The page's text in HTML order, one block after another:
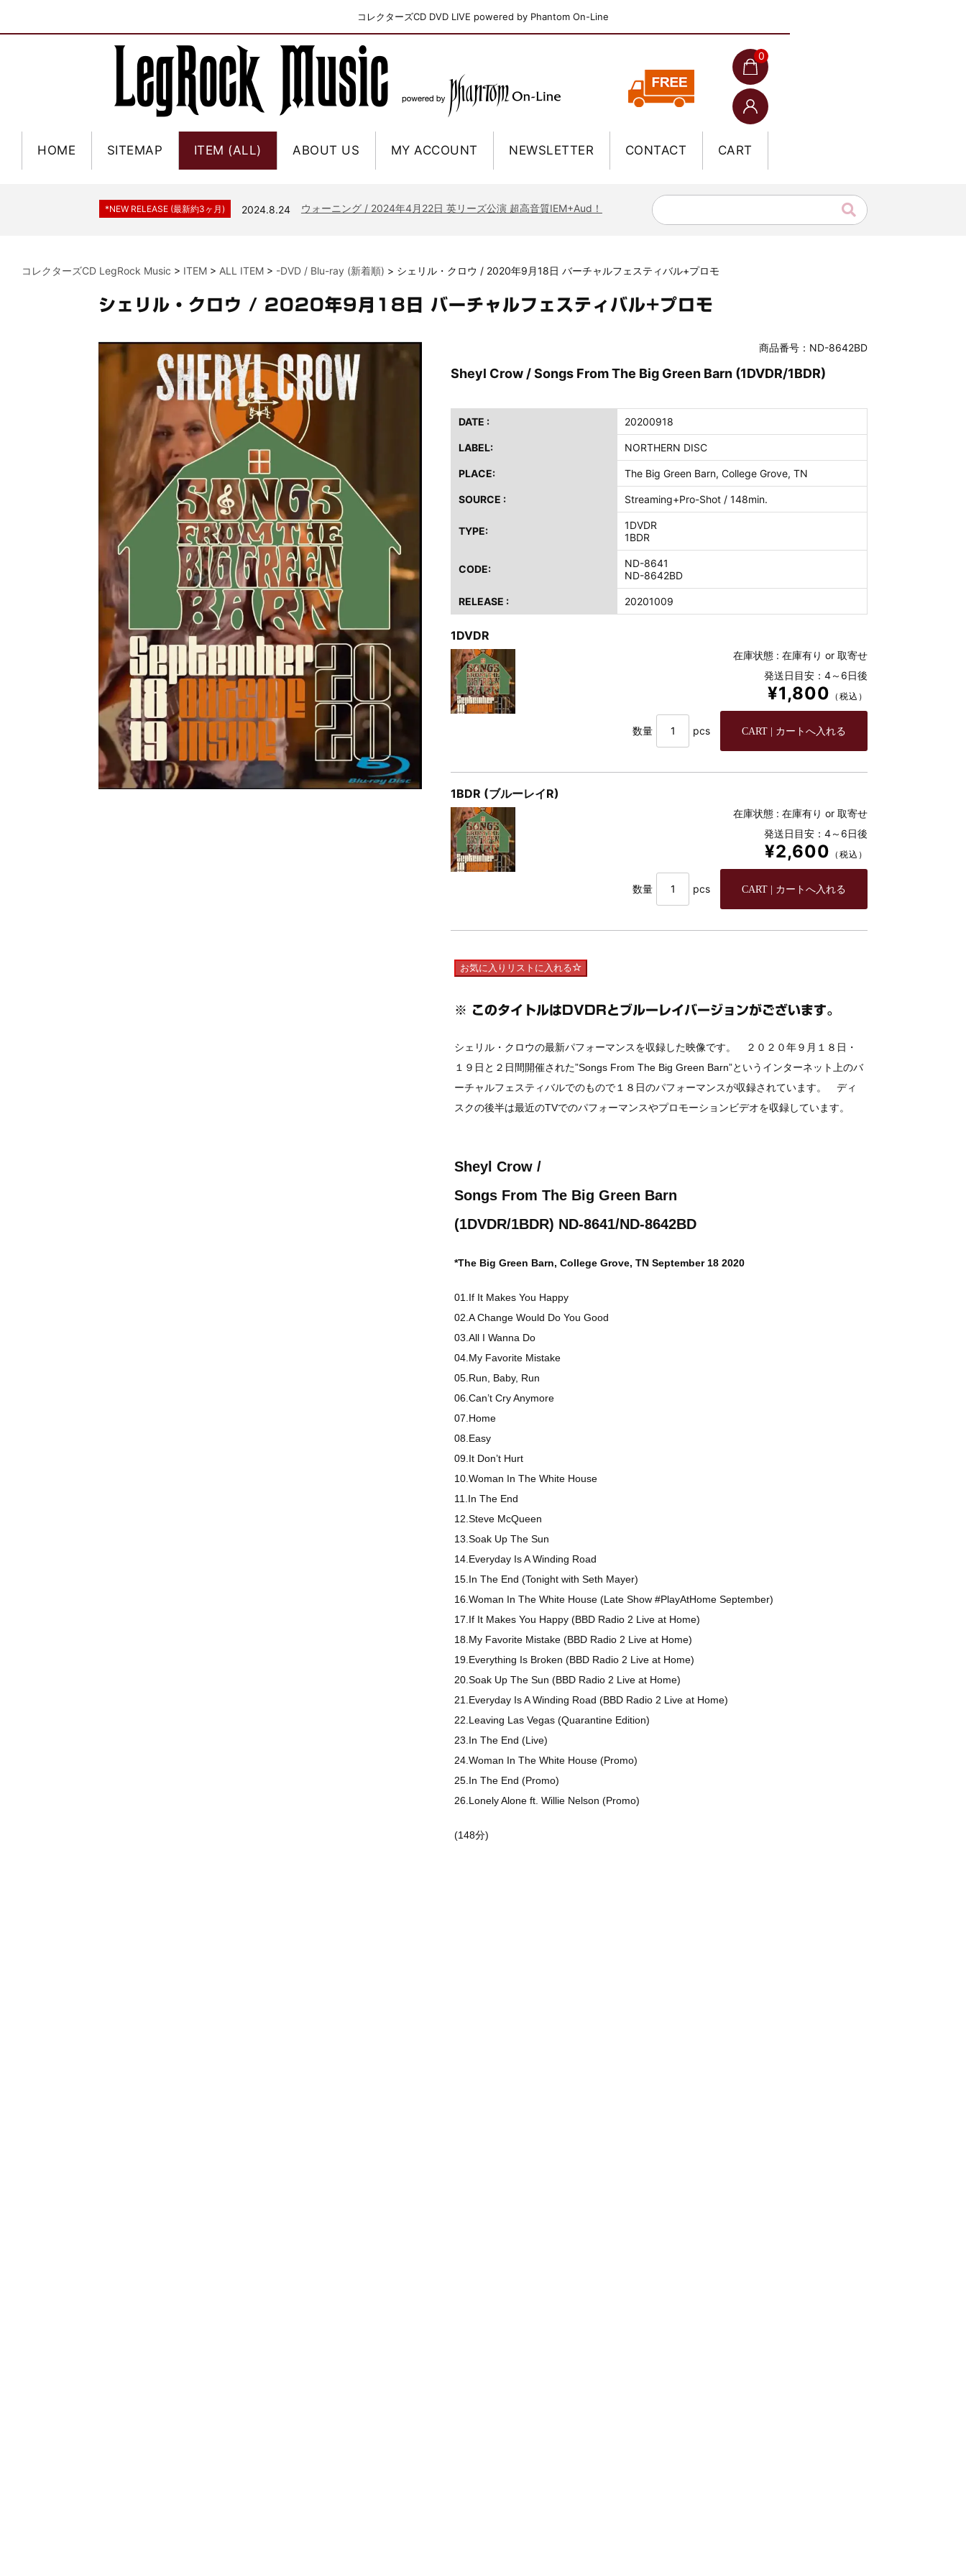
コレクターズCD DVD LIVE powered by Phantom On-Line
0
HOME SITEMAP ITEM (ALL) ABOUT US MY ACCOUNT NEWSLETTER CONTACT CART
*NEW RELEASE (最新約3ヶ月) 2024.6.9 ジャーニー / 1979年5月8+9日 コロラド州 2公演 SBD 完全収録！
*NEW RELEASE (最新約3ヶ月) 2024.8.24 ウォーニング / 2024年4月22日 英リーズ公演 超高音質IEM+Aud！
スコーピオンズ / 2024年6月15日 リスボン公演 FHD 完全収録！
*NEW RELEASE (最新約3ヶ月) 2024.6.20 マネスキン / 2024年6月9日 ドイツ ROCK AM RING 公演 FHD 完全収録！
2024.6.9
*NEW RELEASE (最新約3ヶ月) 2024.6.9 ユーライア・ヒープ / 2023年8月3日 ドイツ W.O.A. 公演 FHD 完全収録！
*NEW RELEASE (最新約3ヶ月) 2024.6.9 ジャーニー / 1979年5月8+9日 コロラド州 2公演 SBD 完全収録！
*NEW RELEASE (最新約3ヶ月) 2024.11.9 NGHFB / 2024年7月28日 フジロック’24公演 超高音質AI-SBD！
*NEW RELEASE (最新約3ヶ月) 2024.8.24 ウォーニング / 2024年4月22日 英リーズ公演 超高音質IEM+Aud！
*NEW RELEASE (最新約3ヶ月) 2024.6.24 ビリー・ジョエル / 2024年3月24日 100Aniv. 米M.S.G公演 完全収録！
*NEW RELEASE (最新約3ヶ月)
2024.6.24
リアム・ギャラガー / 2024年6月3日 カーディフ公演 IEM/AUD 完全収録！
*NEW RELEASE (最新約3ヶ月) 2024.6.24 スコーピオンズ / 2024年6月15日 リスボン公演 FHD 完全収録！
*NEW RELEASE (最新約3ヶ月) 2024.6.20 マネスキン / 2024年6月9日 ドイツ ROCK AM RING 公演 FHD 完全収録！
*NEW RELEASE (最新約3ヶ月) 2024.6.9 リアム・ギャラガー / 2024年6月1日 英国シェフィールド公演 完全収録！
*NEW RELEASE (最新約3ヶ月) 2024.6.9 メガデス / 2023年8月4日 ドイツ W.O.A. 公演 FHD 完全収録！
*NEW RELEASE (最新約3ヶ月) 2024.6.9 ユーライア・ヒープ / 2023年8月3日 ドイツ W.O.A. 公演 FHD 完全収録！
*NEW RELEASE (最新約3ヶ月) 2024.6.9 ジャーニー / 1979年5月8+9日 コロラド州 2公演 SBD 完全収録！
コレクターズCD LegRock Music > ITEM > ALL ITEM > -DVD / Blu-ray (新着順) > シェリル・クロウ / 2020年9月18日 バーチャルフェスティバル+プロモ
シェリル・クロウ / 2020年9月18日 バーチャルフェスティバル+プロモ
商品番号：ND-8642BD
Sheyl Crow / Songs From The Big Green Barn (1DVDR/1BDR)
DATE : 20200918
LABEL: NORTHERN DISC
PLACE: The Big Green Barn, College Grove, TN
SOURCE : Streaming+Pro-Shot / 148min.
TYPE:
1DVDR
1BDR
CODE:
ND-8641
ND-8642BD
RELEASE : 20201009
1DVDR
在庫状態 : 在庫有り or 取寄せ
発送日目安：4～6日後
¥1,800 （税込）
数量 pcs
1BDR (ブルーレイR)
在庫状態 : 在庫有り or 取寄せ
発送日目安：4～6日後
¥2,600 （税込）
数量 pcs
お気に入りリストに入れる
※ このタイトルはDVDRとブルーレイバージョンがございます。
シェリル・クロウの最新パフォーマンスを収録した映像です。 ２０２０年９月１８日・
１９日と２日間開催された”Songs From The Big Green Barn”というインターネット上のバ
ーチャルフェスティバルでのもので１８日のパフォーマンスが収録されています。 ディ
スクの後半は最近のTVでのパフォーマンスやプロモーションビデオを収録しています。
Sheyl Crow /
Songs From The Big Green Barn
(1DVDR/1BDR) ND-8641/ND-8642BD
*The Big Green Barn, College Grove, TN September 18 2020
01.If It Makes You Happy
02.A Change Would Do You Good
03.All I Wanna Do
04.My Favorite Mistake
05.Run, Baby, Run
06.Can’t Cry Anymore
07.Home
08.Easy
09.It Don’t Hurt
10.Woman In The White House
11.In The End
12.Steve McQueen
13.Soak Up The Sun
14.Everyday Is A Winding Road
15.In The End (Tonight with Seth Mayer)
16.Woman In The White House (Late Show #PlayAtHome September)
17.If It Makes You Happy (BBD Radio 2 Live at Home)
18.My Favorite Mistake (BBD Radio 2 Live at Home)
19.Everything Is Broken (BBD Radio 2 Live at Home)
20.Soak Up The Sun (BBD Radio 2 Live at Home)
21.Everyday Is A Winding Road (BBD Radio 2 Live at Home)
22.Leaving Las Vegas (Quarantine Edition)
23.In The End (Live)
24.Woman In The White House (Promo)
25.In The End (Promo)
26.Lonely Alone ft. Willie Nelson (Promo)
(148分)